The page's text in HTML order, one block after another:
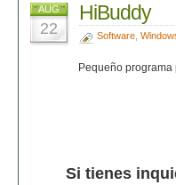
AUG
22
HiBuddy
Software,
Pequeño
Si tienes